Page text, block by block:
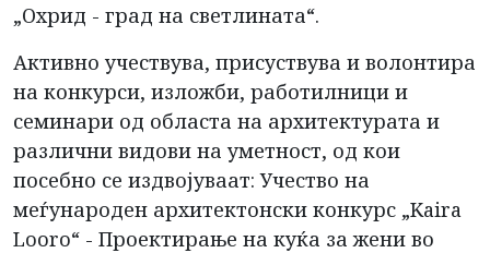
„Охрид - град на светлината“.
Активно учествува, присуствува и волонтира
на конкурси, изложби, работилници и
семинари од областа на архитектурата и
различни видови на уметност, од кои
посебно се издвојуваат: Учество на
меѓународен архитектонски конкурс „Kaira
Looro“ - Проектирање на куќа за жени во